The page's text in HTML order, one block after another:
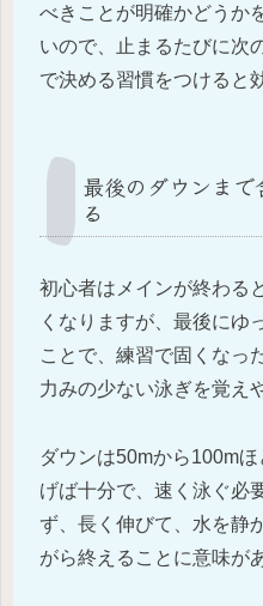
べきことが明確かどうか
いので、止まるたびに次
で決める習慣をつけると
最後のダウンま
る
初心者はメインが終わる
くなりますが、最後にゆ
ことで、練習で固くなっ
力みの少ない泳ぎを覚え
ダウンは50mから100m
げば十分で、速く泳ぐ必
ず、長く伸びて、水を静
がら終えることに意味が